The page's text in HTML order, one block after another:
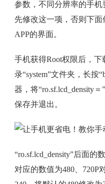
参数，不同分辨率的手
先修改这一项，否则下
APP的界面。
手机获得Root权限后，下
录“system”文件夹，长按
器，将“ro.sf.lcd_density
保存并退出。
“ro.sf.lcd_density”后面的
对应的数值为480、720P